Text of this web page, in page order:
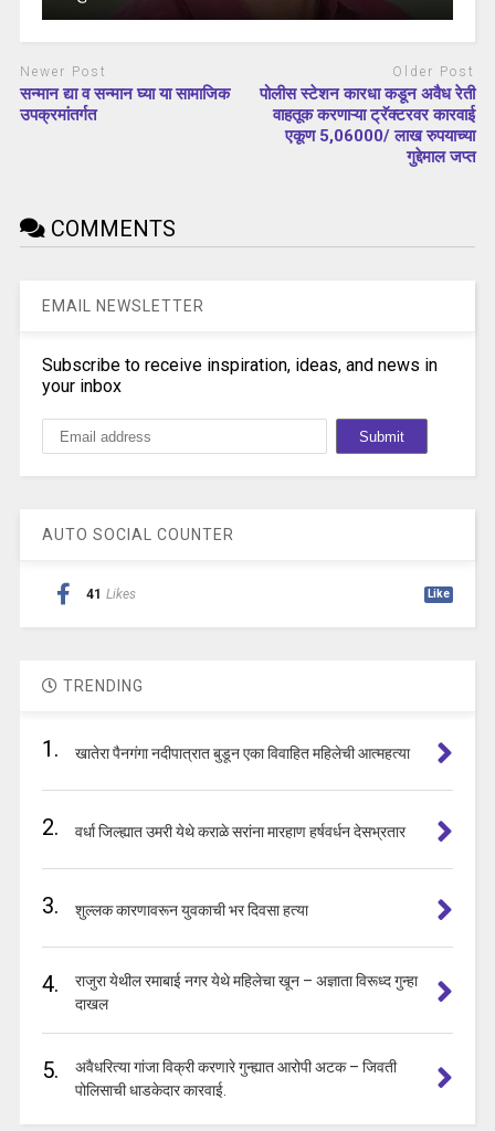
Newer Post
सन्मान द्या व सन्मान घ्या या सामाजिक
उपक्रमांतर्गत
Older Post
पोलीस स्टेशन कारधा कडून अवैध रेती
वाहतूक करणाऱ्या ट्रॅक्टरवर कारवाई
एकूण 5,06000/ लाख रुपयाच्या
गुद्देमाल जप्त
COMMENTS
EMAIL NEWSLETTER
Subscribe to receive inspiration, ideas, and news in
your inbox
AUTO SOCIAL COUNTER
41 Likes Like
TRENDING
1. खातेरा पैनगंगा नदीपात्रात बुडून एका विवाहित महिलेची आत्महत्या
2. वर्धा जिल्ह्यात उमरी येथे कराळे सरांना मारहाण हर्षवर्धन देसभ्रतार
3. शुल्लक कारणावरून युवकाची भर दिवसा हत्या
4.
राजुरा येथील रमाबाई नगर येथे महिलेचा खून – अज्ञाता विरूध्द गुन्हा
दाखल
5.
अवैधरित्या गांजा विक्री करणारे गुन्ह्यात आरोपी अटक – जिवती
पोलिसाची धाडकेदार कारवाई.